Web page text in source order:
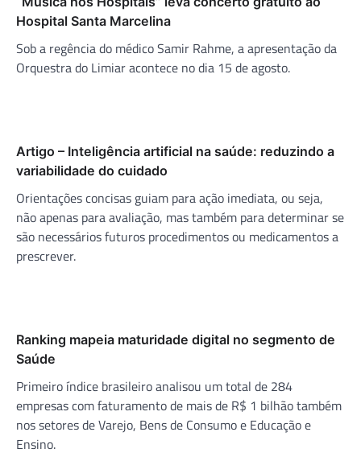
Hospital Santa Marcelina
Sob a regência do médico Samir Rahme, a apresentação da
Orquestra do Limiar acontece no dia 15 de agosto.
Artigo – Inteligência artificial na saúde: reduzindo a
variabilidade do cuidado
Orientações concisas guiam para ação imediata, ou seja,
não apenas para avaliação, mas também para determinar se
são necessários futuros procedimentos ou medicamentos a
prescrever.
Ranking mapeia maturidade digital no segmento de
Saúde
Primeiro índice brasileiro analisou um total de 284
empresas com faturamento de mais de R$ 1 bilhão também
nos setores de Varejo, Bens de Consumo e Educação e
Ensino.